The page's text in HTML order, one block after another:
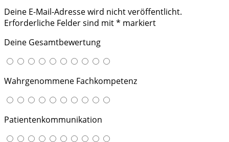
Deine E-Mail-Adresse wird nicht veröffentlicht.
Erforderliche Felder sind mit* markiert
Deine Gesamtbewertung
Wahrgenommene Fachkompetenz
Patientenkommunikation